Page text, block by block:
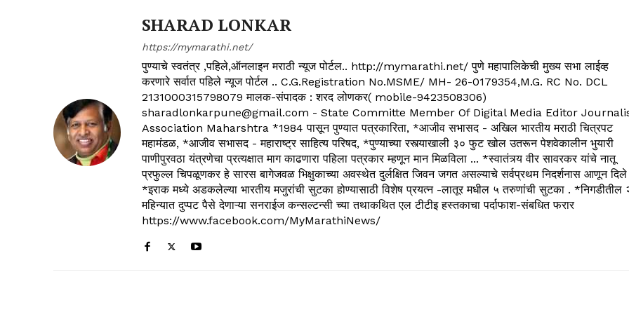
SHARAD LONKAR
https://mymarathi.net/
पुण्याचे स्वतंत्र ,पहिले,ऑनलाइन मराठी न्यूज पोर्टल.. http://mymarathi.net/ पुणे महापालिकेची मुख्य सभा लाईव्ह
करणारे सर्वात पहिले न्यूज पोर्टल .. C.G.Registration No.MSME/ MH- 26-0179354,M.G. RC No. DCL
2131000315798079 मालक-संपादक : शरद लोणकर( mobile-9423508306)
sharadlonkarpune@gmail.com - State Committe Member Of Digital Media Editor
Association Maharshtra *1984 पासून पुण्यात पत्रकारिता, *आजीव सभासद - अखिल भारतीय मराठी चित्रपट
महामंडळ, *आजीव सभासद - महाराष्ट्र साहित्य परिषद, *पुण्याच्या रस्त्याखाली ३० फुट खोल उतरून पेशवेकालीन भुयारी
पाणीपुरवठा यंत्रणेचा प्रत्यक्षात माग काढणारा पहिला पत्रकार म्हणून मान मिळविला ... *स्वातंत्र्य वीर सावरकर यांचे नातू
प्रफुल्ल चिपळूणकर हे सारस बागेजवळ भिक्षुकाच्या अवस्थेत दुर्लक्षित जिवन जगत असल्याचे सर्वप्रथम निदर्शनास आणून दिले
*इराक मध्ये अडकलेल्या भारतीय मजुरांची सुटका होण्यासाठी विशेष प्रयत्न -लातूर मधील ५ तरुणांची सुटका . *निगडीतील
महिन्यात दुप्पट पैसे देणाऱ्या सनराईज कन्सल्टन्सी च्या तथाकथित एल टीटीइ हस्तकाचा पर्दाफाश-संबधित फरार
https://www.facebook.com/MyMarathiNews/